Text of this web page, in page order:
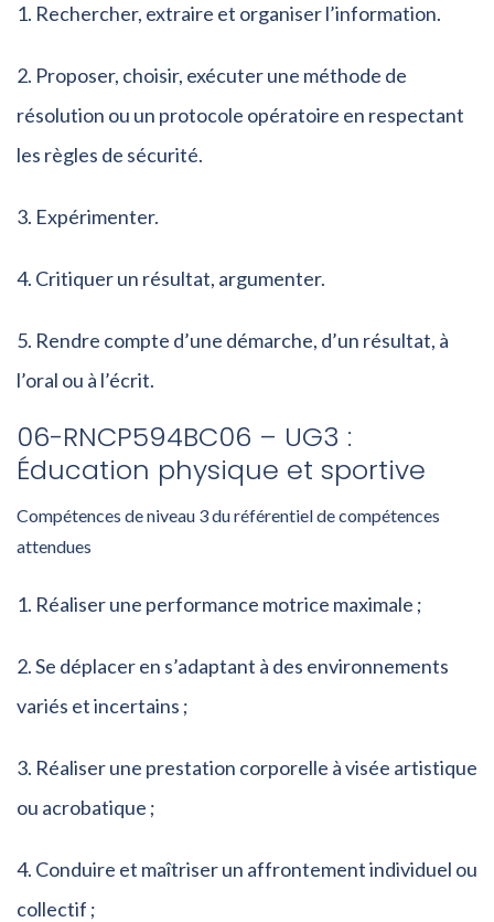
Rechercher, extraire et organiser l’information.
Proposer, choisir, exécuter une méthode de
résolution ou un protocole opératoire en respectant
les règles de sécurité.
Expérimenter.
Critiquer un résultat, argumenter.
Rendre compte d’une démarche, d’un résultat, à
l’oral ou à l’écrit.
06-RNCP594BC06 – UG3 :
Éducation physique et sportive
Compétences de niveau 3 du référentiel de compétences
attendues
Réaliser une performance motrice maximale ;
Se déplacer en s’adaptant à des environnements
variés et incertains ;
Réaliser une prestation corporelle à visée artistique
ou acrobatique ;
Conduire et maîtriser un affrontement individuel ou
collectif ;